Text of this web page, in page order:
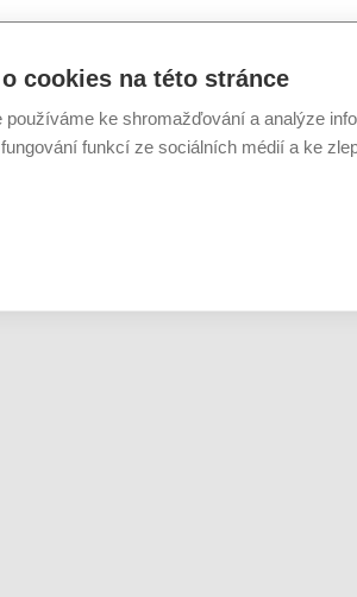
cookies na této stránce
používáme ke shromažďování a analýze
funkcí ze sociálních médií a ke